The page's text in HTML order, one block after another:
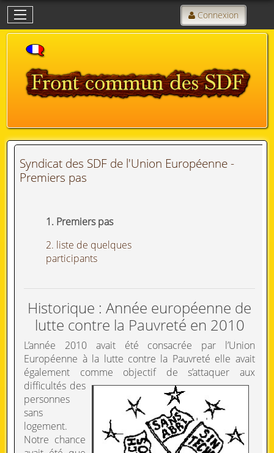
Connexion
Syndicat des SDF de l'Union Européenne -
Premiers pas
1. Premiers pas
2. liste de quelques
participants
Historique : Année européenne de
lutte contre la Pauvreté en 2010
L’année 2010 avait été consacrée par l’Union
Européenne à la lutte contre la Pauvreté elle avait
également comme objectif de s’attaquer aux
difficultés des
personnes
sans
logement.
Notre chance